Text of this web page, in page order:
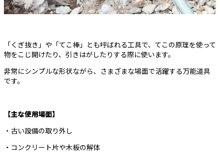
「くぎ抜き」や「てこ棒」とも呼ばれる工具で、てこの原理を使って
物をこじ開けたり、引きはがしたりする際に使います。
非常にシンプルな形状ながら、さまざまな場面で活躍する万能道具
です。
【主な使用場面】
・古い設備の取り外し
・コンクリート片や木板の解体